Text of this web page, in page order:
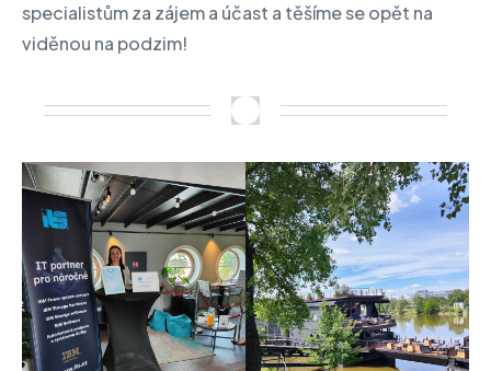
specialistům za zájem a účast a těšíme se opět na
viděnou na podzim!